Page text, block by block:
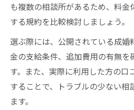
も複数の相談所があるため、料金
する規約を比較検討しましょう。
選ぶ際には、公開されている成婚
金の支給条件、追加費用の有無を
す。また、実際に利用した方の口
することで、トラブルの少ない相
ます。